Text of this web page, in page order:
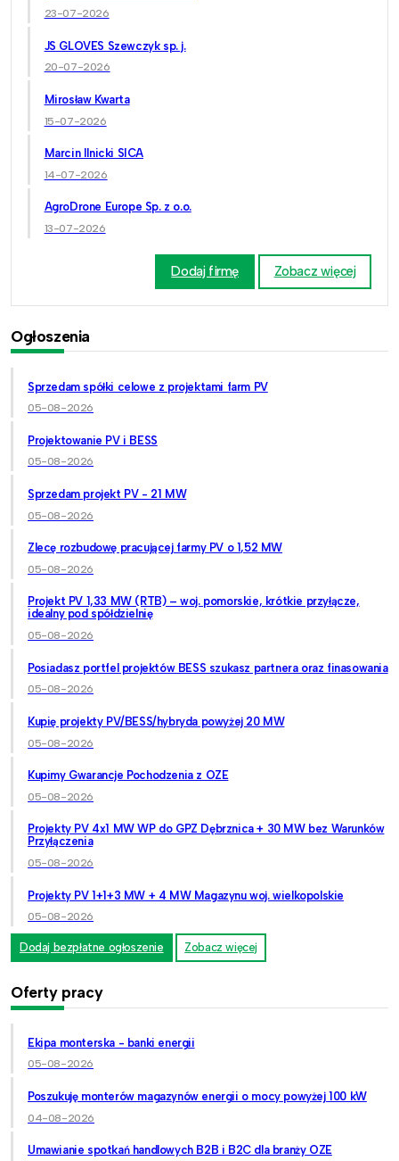
23-07-2026
JS GLOVES Szewczyk sp. j.
20-07-2026
Mirosław Kwarta
15-07-2026
Marcin Ilnicki SICA
14-07-2026
AgroDrone Europe Sp. z o.o.
13-07-2026
Dodaj firmę Zobacz więcej
Ogłoszenia
Sprzedam spółki celowe z projektami farm PV
05-08-2026
Projektowanie PV i BESS
05-08-2026
Sprzedam projekt PV - 21 MW
05-08-2026
Zlecę rozbudowę pracującej farmy PV o 1,52 MW
05-08-2026
Projekt PV 1,33 MW (RTB) – woj. pomorskie, krótkie przyłącze,
idealny pod spółdzielnię
05-08-2026
Posiadasz portfel projektów BESS szukasz partnera oraz finasowania
05-08-2026
Kupię projekty PV/BESS/hybryda powyżej 20 MW
05-08-2026
Kupimy Gwarancje Pochodzenia z OZE
05-08-2026
Projekty PV 4x1 MW WP do GPZ Dębrznica + 30 MW bez Warunków
Przyłączenia
05-08-2026
Projekty PV 1+1+3 MW + 4 MW Magazynu woj. wielkopolskie
05-08-2026
Dodaj bezpłatne ogłoszenie Zobacz więcej
Oferty pracy
Ekipa monterska - banki energii
05-08-2026
Poszukuję monterów magazynów energii o mocy powyżej 100 kW
04-08-2026
Umawianie spotkań handlowych B2B i B2C dla branży OZE